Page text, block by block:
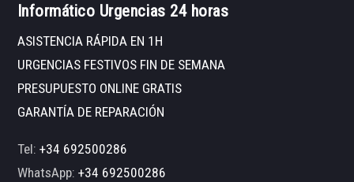
Informático Urgencias 24 horas
ASISTENCIA RÁPIDA EN 1H
URGENCIAS FESTIVOS FIN DE SEMANA
PRESUPUESTO ONLINE GRATIS
GARANTÍA DE REPARACIÓN
Tel:+34 692500286
WhatsApp:+34 692500286